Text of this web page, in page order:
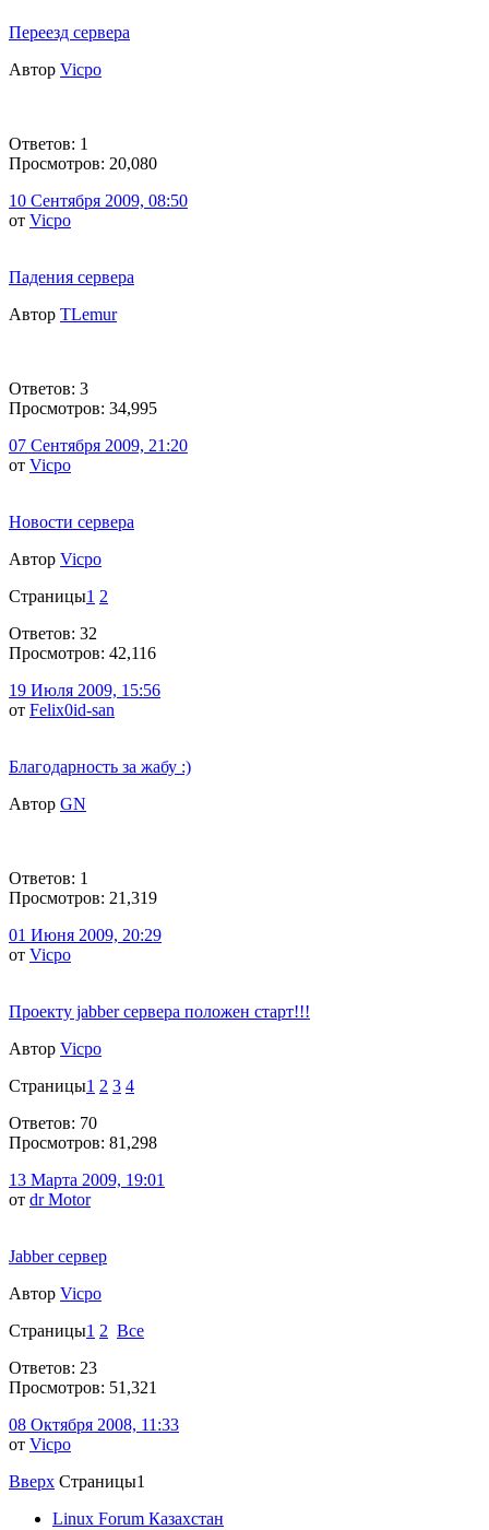
Переезд сервера
Автор Vicpo
Ответов: 1
Просмотров: 20,080
10 Сентября 2009, 08:50
от Vicpo
Падения сервера
Автор TLemur
Ответов: 3
Просмотров: 34,995
07 Сентября 2009, 21:20
от Vicpo
Новости сервера
Автор Vicpo
Страницы1 2
Ответов: 32
Просмотров: 42,116
19 Июля 2009, 15:56
от Felix0id-san
Благодарность за жабу :)
Автор GN
Ответов: 1
Просмотров: 21,319
01 Июня 2009, 20:29
от Vicpo
Проекту jabber сервера положен старт!!!
Автор Vicpo
Страницы1 2 3 4
Ответов: 70
Просмотров: 81,298
13 Марта 2009, 19:01
от dr Motor
Jabber сервер
Автор Vicpo
Страницы1 2 Все
Ответов: 23
Просмотров: 51,321
08 Октября 2008, 11:33
от Vicpo
Вверх Страницы1
Linux Forum Казахстан